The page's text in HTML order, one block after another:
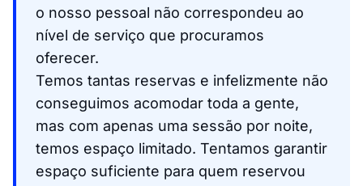
o nosso pessoal não correspondeu ao
nível de serviço que procuramos
oferecer.
Temos tantas reservas e infelizmente não
conseguimos acomodar toda a gente,
mas com apenas uma sessão por noite,
temos espaço limitado. Tentamos garantir
espaço suficiente para quem reservou